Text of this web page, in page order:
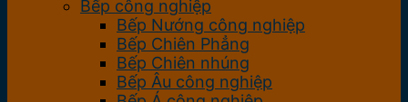
Bếp công nghiệp
Bếp Nướng công nghiệp
Bếp Chiên Phẳng
Bếp Chiên nhúng
Bếp Âu công nghiệp